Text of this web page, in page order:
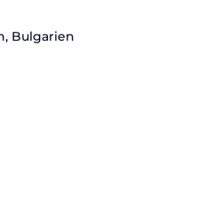
Barcelona,
Chalkidiki, Griechische
Südtirol, Rom,
Schweiz, Zypern,
Bulgarien